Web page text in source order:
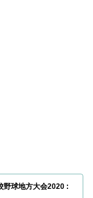
野球地方大会2020 :